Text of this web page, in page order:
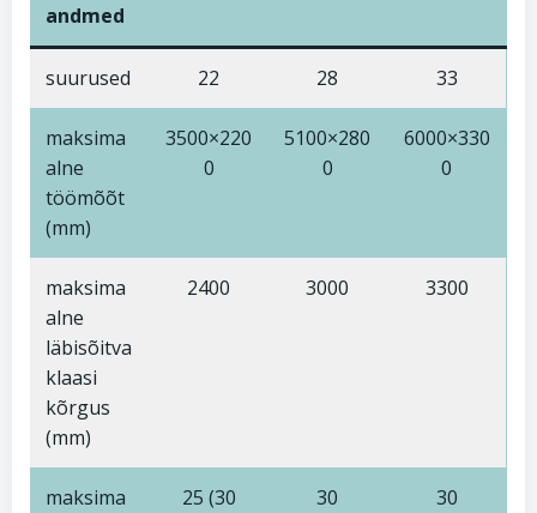
andmed
suurused 22 28 33
maksima
alne
töömõõt
(mm)
3500×220
0
5100×280
0
6000×330
0
maksima
alne
läbisõitva
klaasi
kõrgus
(mm)
2400 3000 3300
maksima
25 (30
30 30